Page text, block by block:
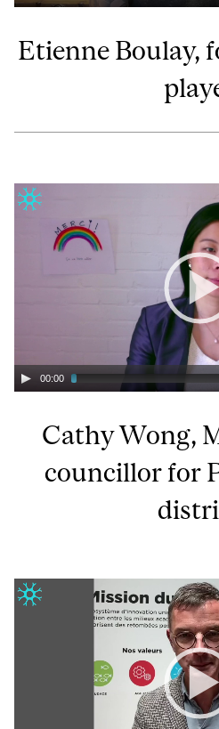
Etienne Boulay,
00:00
Cathy Wong,
councillor for